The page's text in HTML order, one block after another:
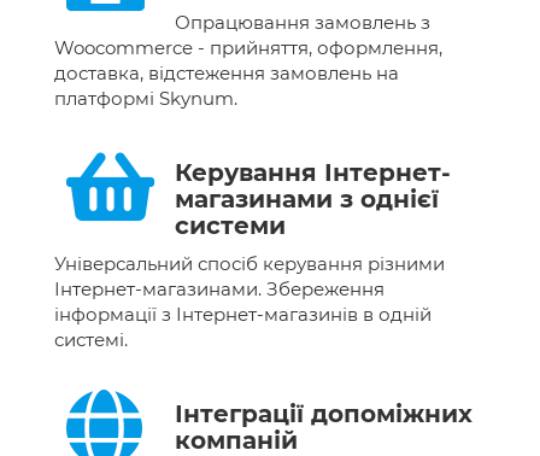
Опрацювання замовлень з
Woocommerce - прийняття, оформлення,
доставка, відстеження замовлень на
платформі Skynum.
Керування Інтернет-
магазинами з однієї
системи
Універсальний спосіб керування різними
Інтернет-магазинами. Збереження
інформації з Інтернет-магазинів в одній
системі.
Інтеграції допоміжних
компаній